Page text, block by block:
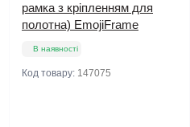
рамка з кріпленням для
полотна) EmojiFrame
В наявності
Код товару: 147075